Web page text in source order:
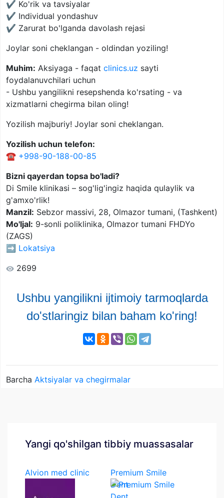
✔️ Ko'rik va tavsiyalar
✔️ Individual yondashuv
✔️ Zarurat bo'lganda davolash rejasi
Joylar soni cheklangan - oldindan yoziling!
Muhim: Aksiyaga - faqat clinics.uz sayti
foydalanuvchilari uchun
- Ushbu yangilikni resepshenda ko'rsating - va
xizmatlarni chegirma bilan oling!
Yozilish majburiy! Joylar soni cheklangan.
Yozilish uchun telefon:
☎️ +998-90-188-00-85
Bizni qayerdan topsa bo'ladi?
Di Smile klinikasi – sog'lig'ingiz haqida qulaylik va
g'amxo'rlik!
Manzil: Sebzor massivi, 28, Olmazor tumani, (Tashkent)
Mo'ljal: 9-sonli poliklinika, Olmazor tumani FHDYo
(ZAGS)
➡️ Lokatsiya
2699
Ushbu yangilikni ijtimoiy tarmoqlarda
do'stlaringiz bilan baham ko'ring!
Barcha Aktsiyalar va chegirmalar
Yangi qo'shilgan tibbiy muassasalar
Alvion med clinic
Premium Smile
Dent